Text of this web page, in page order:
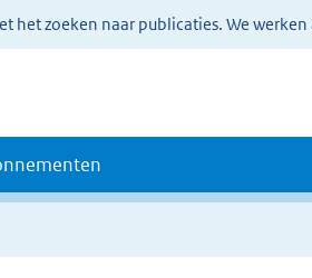
het zoeken naar publicaties. We